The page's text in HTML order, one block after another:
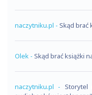
naczytniku.pl - Skąd brać
Olek - Skąd brać książki
naczytniku.pl -